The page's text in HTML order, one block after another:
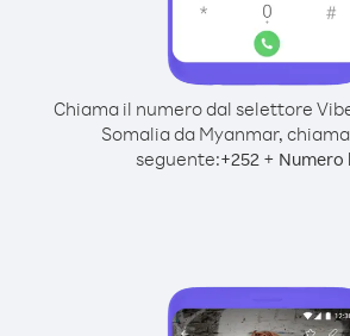
Chiama il numero dal selettore
Somalia da Myanmar,
seguente:+252 + Numero